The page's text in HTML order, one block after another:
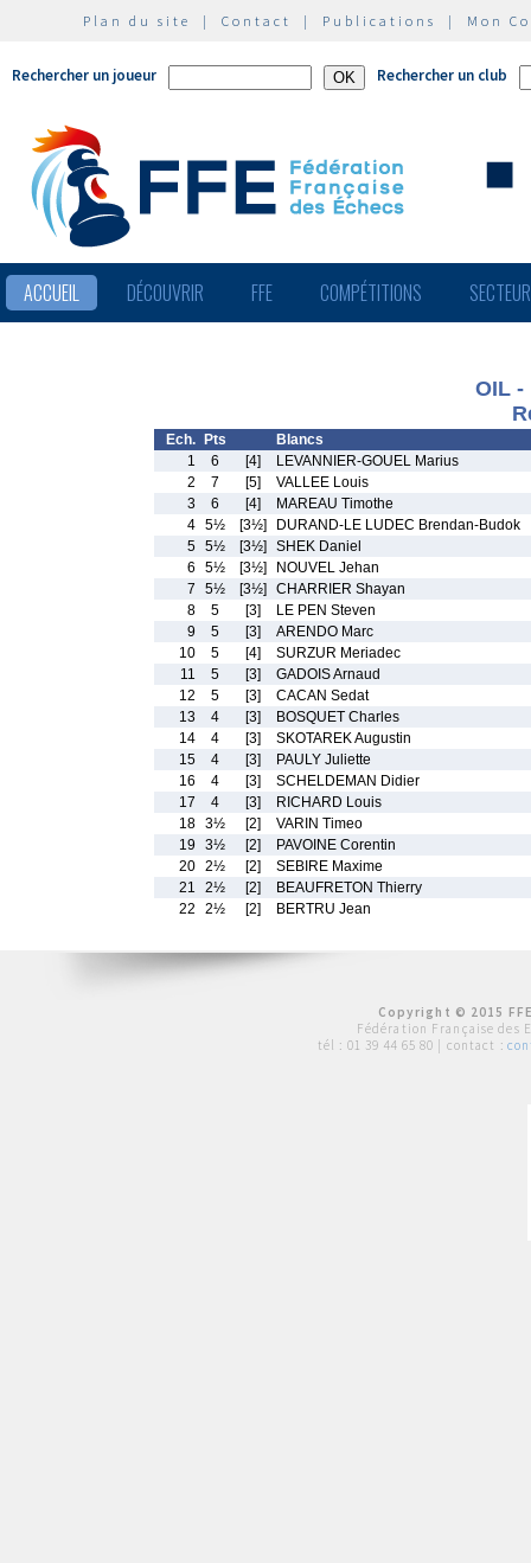
Plan du site | Contact | Publications | Mon
Rechercher un joueur Rechercher un club
ACCUEIL DÉCOUVRIR FFE COMPÉTITIONS
OIL -
Ech. Pts
Blancs
1
6 [4]
LEVANNIER-GOUEL Marius
2
7 [5]
VALLEE Louis
3
6 [4]
MAREAU Timothe
4 5½ [3½]
DURAND-LE LUDEC Brendan-Budok
5 5½ [3½]
SHEK Daniel
6
5½ [3½]
NOUVEL Jehan
7
5½ [3½]
CHARRIER Shayan
8
5 [3]
LE PEN Steven
9
5 [3]
ARENDO Marc
10
5 [4]
SURZUR Meriadec
11
5 [3]
GADOIS Arnaud
12
5 [3]
CACAN Sedat
13
4 [3]
BOSQUET Charles
14
4 [3]
SKOTAREK Augustin
15
4 [3]
PAULY Juliette
16
4 [3]
SCHELDEMAN Didier
17
4 [3]
RICHARD Louis
18 3½ [2]
VARIN Timeo
19
3½ [2]
PAVOINE Corentin
20 2½ [2]
SEBIRE Maxime
21
2½ [2]
BEAUFRETON Thierry
22
2½ [2] BERTRU Jean
Copyright © 2015
Fédération Française des
tél : 01 39 44 65 80 | contact :